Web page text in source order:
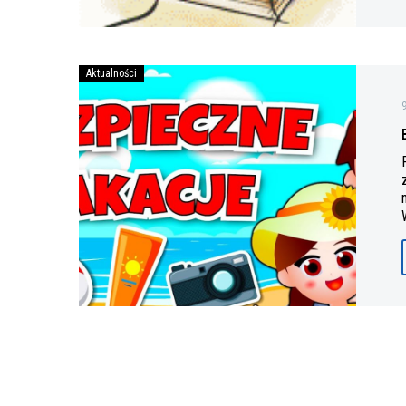
Bezpiecznych
wakacji
Aktualności